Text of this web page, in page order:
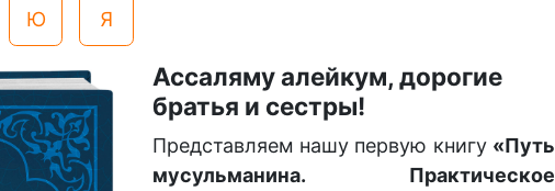
Ю Я
Ассаляму алейкум, дорогие
братья и сестры!
Представляем нашу первую книгу «Путь
мусульманина. Практическое